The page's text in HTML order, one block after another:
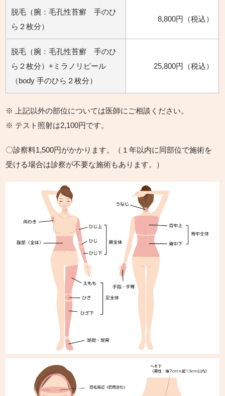
脱毛（腕：毛孔性苔癬 手のひ
ら２枚分）
8,800円（税込）
脱毛（腕：毛孔性苔癬 手のひ
ら２枚分）+ミラノリピール
（body 手のひら２枚分）
25,800円（税込）
※ 上記以外の部位については医師にご相談ください。
※ テスト照射は2,100円です。
〇診察料1,500円がかかります。（１年以内に同部位で施術を
受ける場合は診察が不要な施術もあります。）